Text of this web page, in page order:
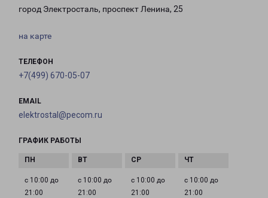
город Электросталь, проспект Ленина, 25
на карте
ТЕЛЕФОН
+7(499) 670-05-07
EMAIL
elektrostal@pecom.ru
ГРАФИК РАБОТЫ
с 10:00 до
21:00
с 10:00 до
21:00
с 10:00 до
21:00
с 10:00 до
21:00